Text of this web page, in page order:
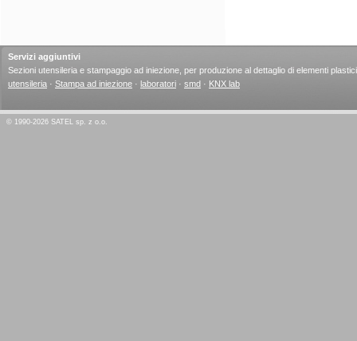
Servizi aggiuntivi
Sezioni utensileria e stampaggio ad iniezione, per produzione al dettaglio di elementi
utensileria · Stampa ad iniezione · laboratori · smd · KNX lab
© 1990-2026 SATEL sp. z o.o.